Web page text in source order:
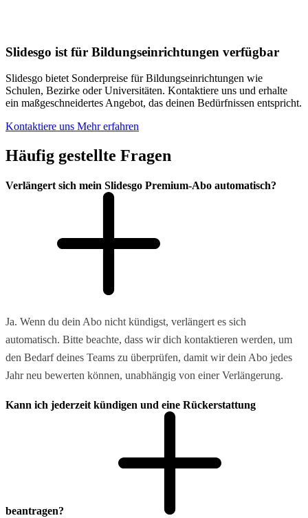
Slidesgo ist für Bildungseinrichtungen verfügbar
Slidesgo bietet Sonderpreise für Bildungseinrichtungen wie
Schulen, Bezirke oder Universitäten. Kontaktiere uns und erhalte
ein maßgeschneidertes Angebot, das deinen Bedürfnissen entspricht.
Kontaktiere uns Mehr erfahren
Häufig gestellte Fragen
Verlängert sich mein Slidesgo Premium-Abo automatisch?
Ja. Wenn du dein Abo nicht kündigst, verlängert es sich
automatisch. Bitte beachte, dass wir dich kontaktieren werden, um
den Bedarf deines Teams zu überprüfen, damit wir dein Abo jedes
Jahr neu bewerten können, unabhängig von einer Verlängerung.
Kann ich jederzeit kündigen und eine Rückerstattung
beantragen?